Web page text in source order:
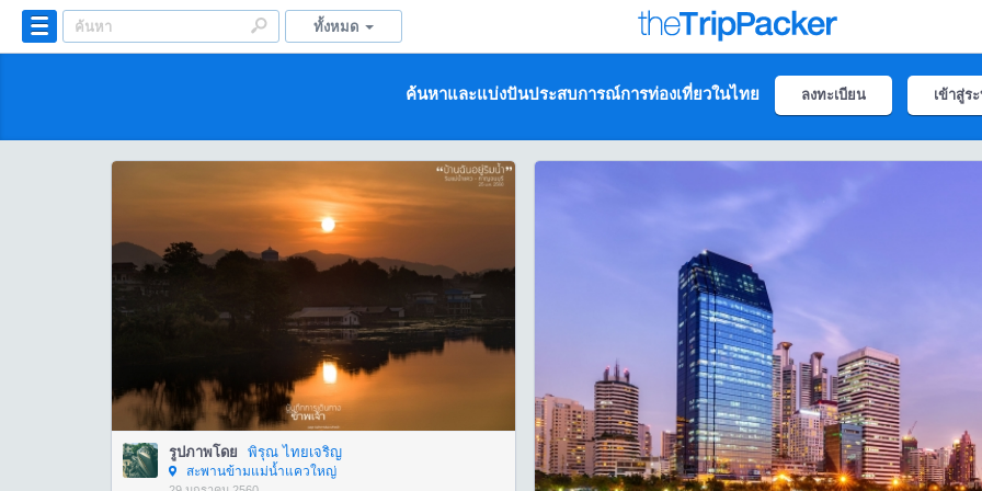
ทั้งหมด
ค้นหาและแบ่งปันประสบการณ์การท่องเที่ยวในไทย ลงทะเบียน เข้าสู่ร
รูปภาพโดย พิรุณ ไทยเจริญ
สะพานข้ามแม่น้ำแควใหญ่